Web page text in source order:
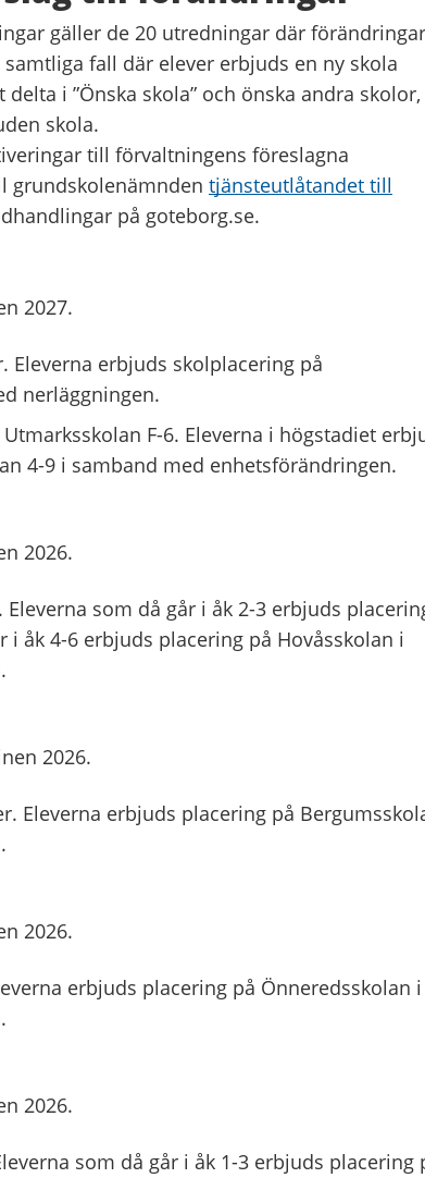
gäller de 20 utredningar där förändringar
fall där elever erbjuds en ny skola
i ”Önska skola” och önska andra skolor,
skola.
till förvaltningens föreslagna
grundskolenämnden tjänsteutlåtandet till
på goteborg.se.
2027.
Eleverna erbjuds skolplacering på
nerläggningen.
F-6. Eleverna i högstadiet
4-9 i samband med enhetsförändringen.
2026.
som då går i åk 2-3 erbjuds
i åk 4-6 erbjuds placering på Hovåsskolan i
2026.
Eleverna erbjuds placering på
2026.
erbjuds placering på Önneredsskolan i
2026.
som då går i åk 1-3 erbjuds placering